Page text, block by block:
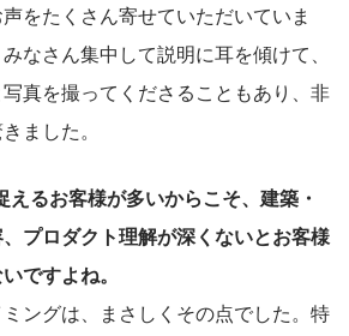
をたくさん寄せていただいていま
なさん集中して説明に耳を傾けて、
写真を撮ってくださることもあり、非
ました。
るお客様が多いからこそ、建築・
プロダクト理解が深くないとお客様
ですよね。
ングは、まさしくその点でした。特